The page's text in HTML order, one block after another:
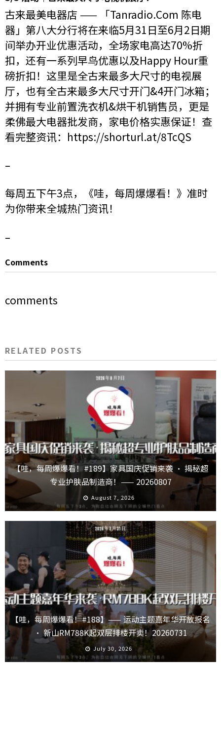
古来最美电器店 —— 「Tanradio.Com 陈电
器」第八大分行将在来临5月31日至6月2日期
间举办开业优惠活动，全场家电高达70%折
扣，还有一系列早鸟优惠以及Happy Hour重
磅折扣！这里是全古来最多大尺寸的电视展
厅，也有全古来最多大尺寸开门&4开门冰箱；
并拥有专业前置洗衣机&烘干机销售员，更是
柔佛最大电器批发商，家电价格实惠保证！查
看完整资讯： https://shorturl.at/8TcQS
–
每周五下午3点，《哇，每周爆爆看！》准时
为你带来全城热门资讯！
–
Comments
comments
RELATED POSTS
【哇，每周爆爆看！#189】家具国庆促销来袭 · 揭秘超
专业护肤品制造商！—— 20260807
August 7, 2026
【哇，每周爆爆看！#188】—— 运动主题嘉年华开放报名
· 新山RM788K起双层排楼开卖！20260731
July 30, 2026